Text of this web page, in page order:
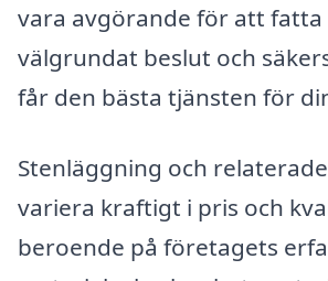
vara avgörande för att
välgrundat beslut och
får den bästa tjänsten för
Stenläggning och
variera kraftigt i pris och
beroende på företagets